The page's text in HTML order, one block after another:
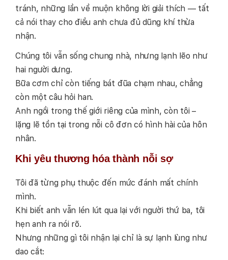
tránh, những lần về muộn không lời giải thích — tất
cả nói thay cho điều anh chưa đủ dũng khí thừa
nhận.
Chúng tôi vẫn sống chung nhà, nhưng lạnh lẽo như
hai người dưng.
Bữa cơm chỉ còn tiếng bát đũa chạm nhau, chẳng
còn một câu hỏi han.
Anh ngồi trong thế giới riêng của mình, còn tôi –
lặng lẽ tồn tại trong nỗi cô đơn có hình hài của hôn
nhân.
Khi yêu thương hóa thành nỗi sợ
Tôi đã từng phụ thuộc đến mức đánh mất chính
mình.
Khi biết anh vẫn lén lút qua lại với người thứ ba, tôi
hẹn anh ra nói rõ.
Nhưng những gì tôi nhận lại chỉ là sự lạnh lùng như
dao cắt: